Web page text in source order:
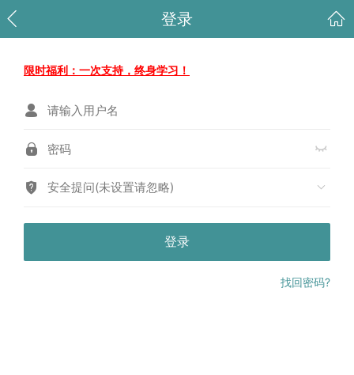
登录
限时福利：一次支持，终身学习！
安全提问(未设置请忽略)
登录
找回密码?